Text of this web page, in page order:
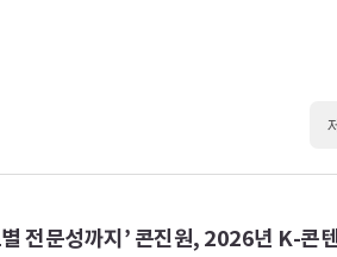
전문성까지’ 콘진원, 2026년 K-콘